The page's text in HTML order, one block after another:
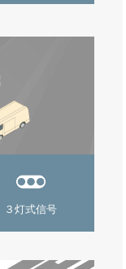
３灯式信号